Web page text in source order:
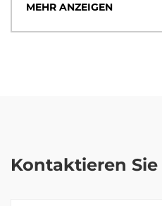
MEHR ANZEIGEN
Kontaktieren